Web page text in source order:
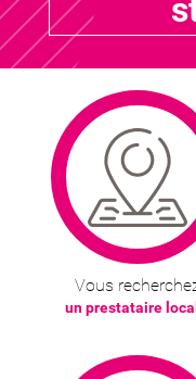
Vous
un prestataire